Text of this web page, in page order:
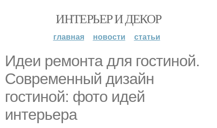
ИНТЕРЬЕР И ДЕКОР
главная новости статьи
Идеи ремонта для гостиной.
Современный дизайн
гостиной: фото идей
интерьера